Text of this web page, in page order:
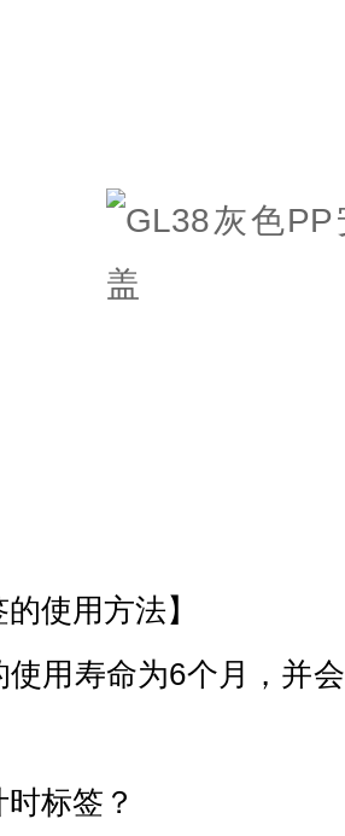
的使用方法】
使用寿命为6个月，并
标签？